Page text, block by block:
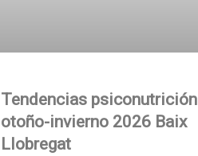
Tendencias psiconutrición
otoño-invierno 2026 Baix
Llobregat